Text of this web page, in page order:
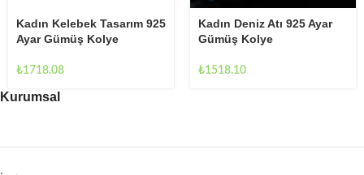
Kadın Kelebek Tasarım 925
Ayar Gümüş Kolye
₺1718.08
Kadın Deniz Atı 925 Ayar
Gümüş Kolye
₺1518.10
Kurumsal